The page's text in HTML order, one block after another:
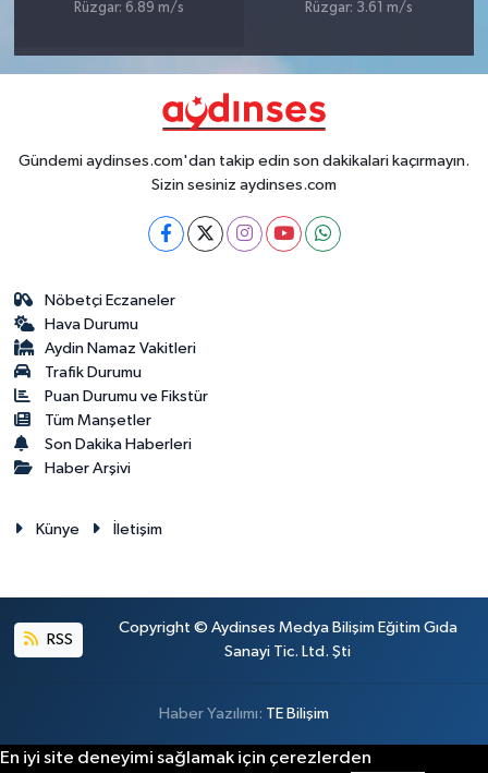
Rüzgar: 6.89 m/s
Rüzgar: 3.61 m/s
Gündemi aydinses.com'dan takip edin son dakikalari kaçırmayın.
Sizin sesiniz aydinses.com
Nöbetçi Eczaneler
Hava Durumu
Aydin Namaz Vakitleri
Trafik Durumu
Puan Durumu ve Fikstür
Tüm Manşetler
Son Dakika Haberleri
Haber Arşivi
Künye İletişim
RSS
Copyright © Aydinses Medya Bilişim Eğitim Gıda
Sanayi Tic. Ltd. Şti
Haber Yazılımı: TE Bilişim
En iyi site deneyimi sağlamak için çerezlerden